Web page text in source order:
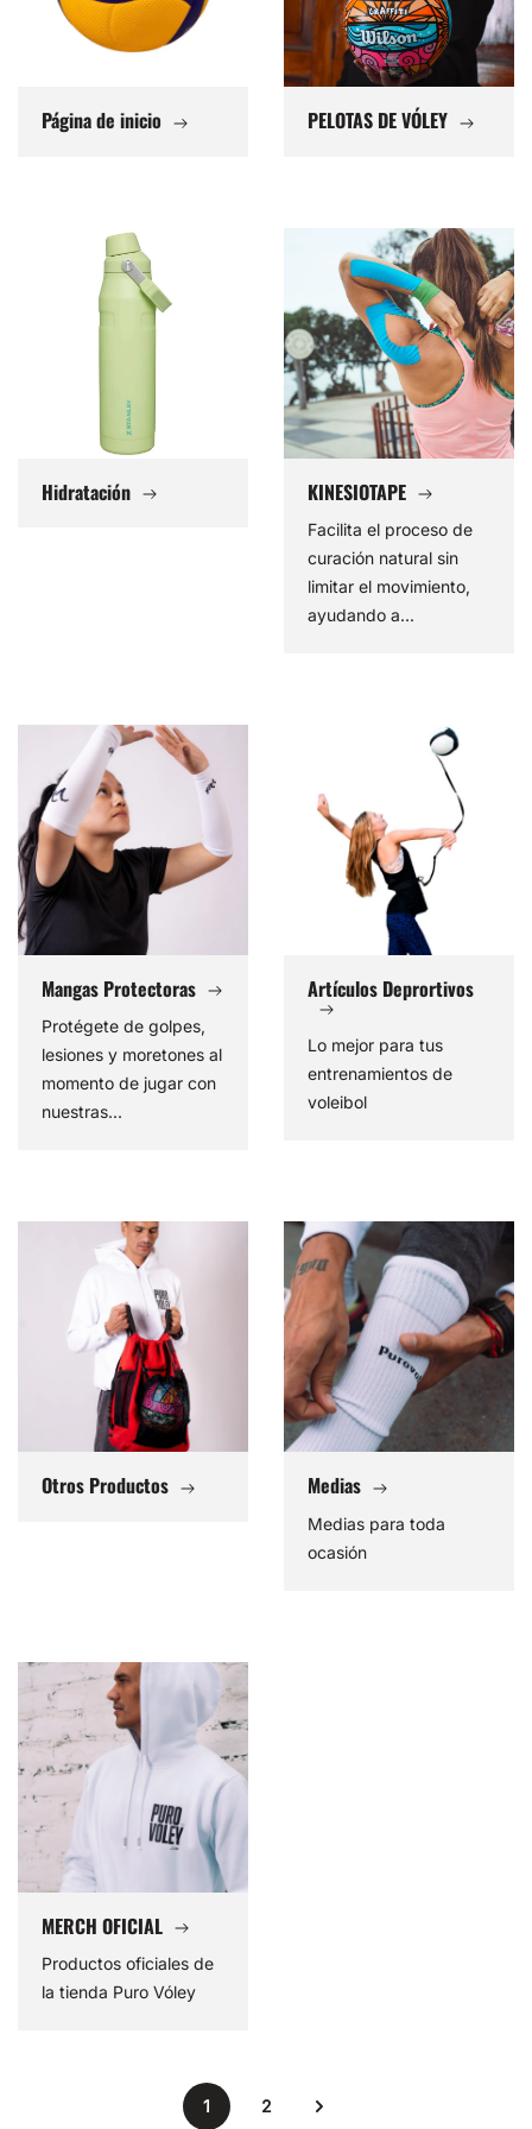
Página de inicio PELOTAS DE VÓLEY
Hidratación
KINESIOTAPE
KINESIOTAPE
Facilita el proceso de
curación natural sin
limitar el movimiento,
ayudando a...
Protectoras
Mangas Protectoras
Protégete de golpes,
lesiones y moretones al
momento de jugar con
nuestras...
Artículos Deprortivos
Lo mejor para tus
entrenamientos de
voleibol
Otros Productos
Medias
Medias
Medias para toda
ocasión
OFICIAL
MERCH OFICIAL
Productos oficiales de
la tienda Puro Vóley
1 2